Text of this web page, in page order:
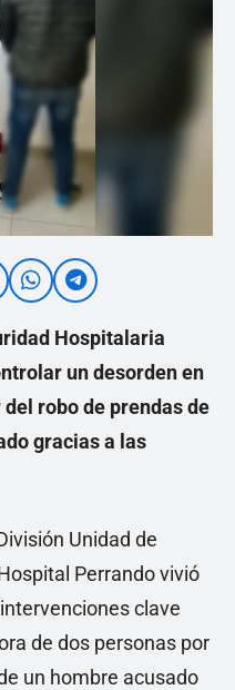
Hospitalaria
un desorden en
robo de prendas de
gracias a las
Unidad de
Perrando vivió
clave
de dos personas por
un hombre acusado